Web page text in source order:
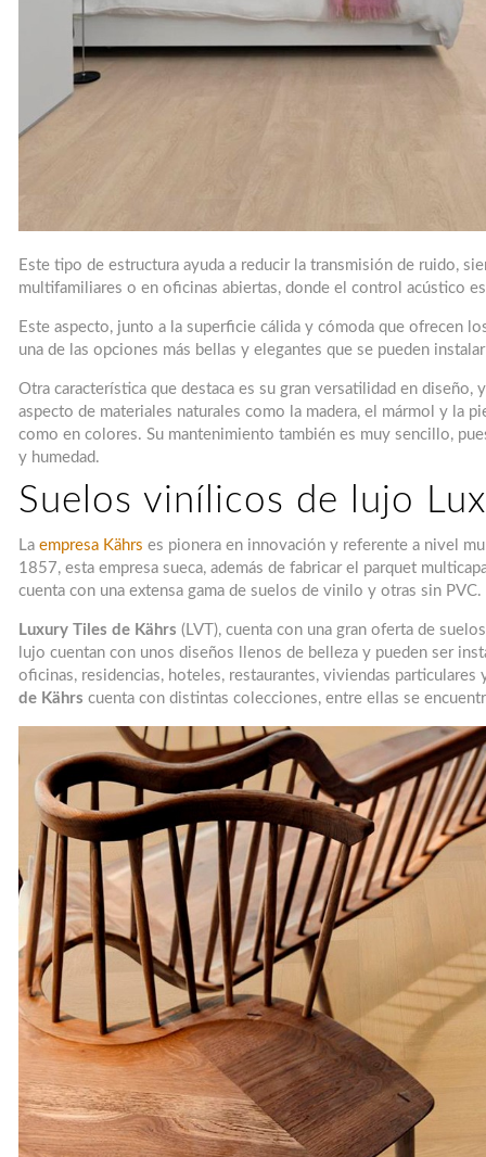
Este tipo de estructura ayuda a reducir la transmisión de ruido,
multifamiliares o en oficinas abiertas, donde el control acústico
Este aspecto, junto a la superficie cálida y cómoda que ofrecen
una de las opciones más bellas y elegantes que se pueden
Otra característica que destaca es su gran versatilidad en
aspecto de materiales naturales como la madera, el mármol y la
como en colores. Su mantenimiento también es muy sencillo,
y humedad.
Suelos vinílicos de lujo
Laempresa Kährs es pionera en innovación y referente a nivel
1857, esta empresa sueca, además de fabricar el parquet
cuenta con una extensa gama de suelos de vinilo y otras sin PVC.
Luxury Tiles de Kährs (LVT), cuenta con una gran oferta de
lujo cuentan con unos diseños llenos de belleza y pueden ser
oficinas, residencias, hoteles, restaurantes, viviendas
de Kährs cuenta con distintas colecciones, entre ellas se